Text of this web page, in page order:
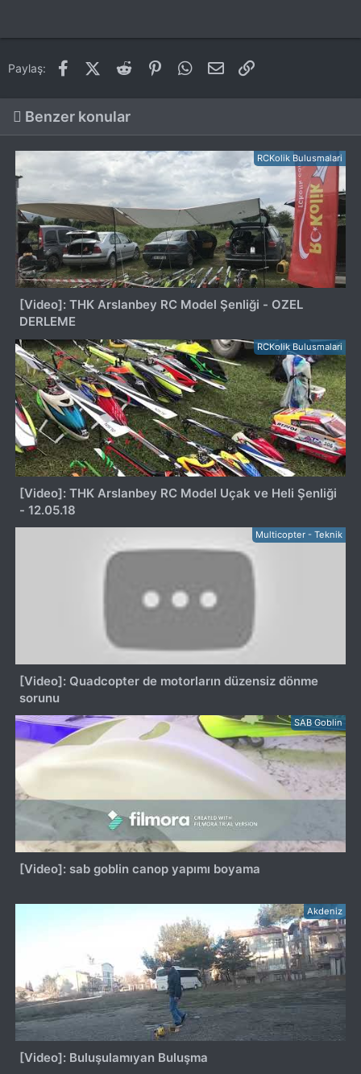
Paylaş: FacebookX (Twitter)
Reddit PinterestWhatsApp
E-posta
Benzer konular
RCKolik Bulusmalari
[Video]: THK Arslanbey RC Model Şenliği - OZEL
DERLEME
RCKolik Bulusmalari
[Video]: THK Arslanbey RC Model Uçak ve Heli Şenliği
- 12.05.18
Multicopter - Teknik
[Video]: Quadcopter de motorların düzensiz dönme
sorunu
SAB Goblin
[Video]: sab goblin canop yapımı boyama
Akdeniz
[Video]: Buluşulamıyan Buluşma